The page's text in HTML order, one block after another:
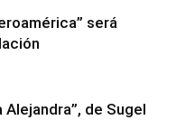
será
Alejandra”, de Sugel